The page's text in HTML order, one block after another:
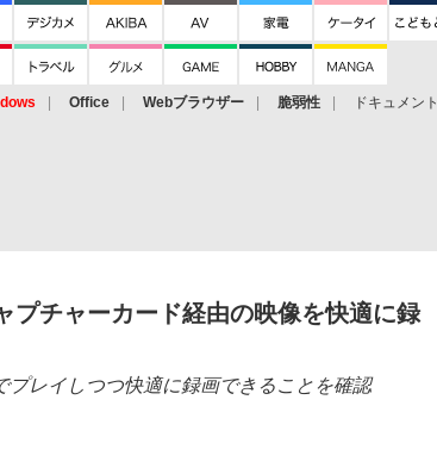
Office Webブラウザー 脆弱性 ドキュメント
チャーカード経由の映像を快適に録
プレイしつつ快適に録画できることを確認